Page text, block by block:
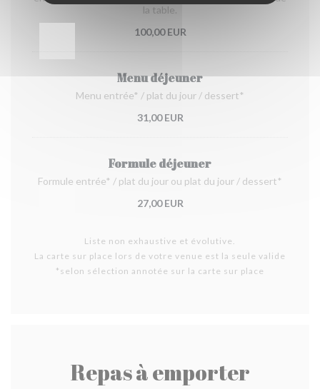
la table.
100,00 EUR
Menu déjeuner
Menu entrée* / plat du jour / dessert*
31,00 EUR
Formule déjeuner
Formule entrée* / plat du jour ou plat du jour / dessert*
27,00 EUR
Liste non exhaustive et évolutive.
La carte sur place lors de votre venue est la seule valide
*selon sélection annotée sur la carte sur place
Repas à emporter